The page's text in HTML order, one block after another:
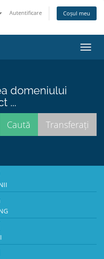
Autentificare Coșul meu
domeniului
...